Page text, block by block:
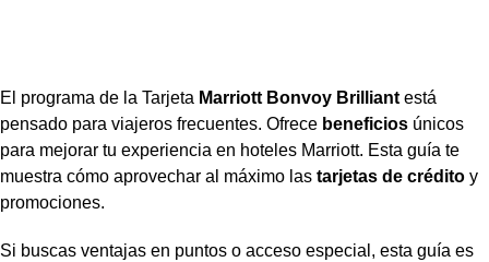
El programa de la Tarjeta Marriott Bonvoy Brilliant está
pensado para viajeros frecuentes. Ofrece beneficios únicos
para mejorar tu experiencia en hoteles Marriott. Esta guía te
muestra cómo aprovechar al máximo las tarjetas de crédito y
promociones.
Si buscas ventajas en puntos o acceso especial, esta guía es